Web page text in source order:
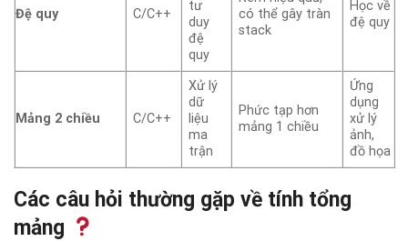
Đệ quy C/C++
tư
duy
đệ
quy
có thể gây tràn
stack
Học về
đệ quy
Mảng 2 chiều C/C++
Xử lý
dữ
liệu
ma
trận
Phức tạp hơn
mảng 1 chiều
Ứng
dụng
xử lý
ảnh,
đồ họa
Các câu hỏi thường gặp về tính tổng
mảng